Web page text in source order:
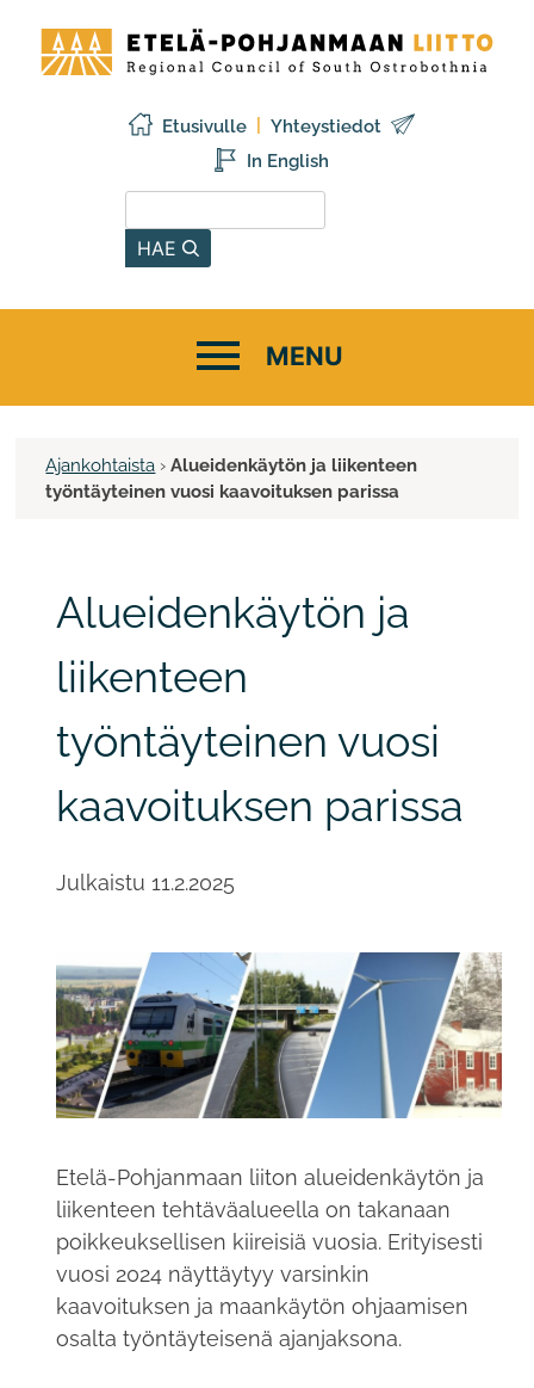
sisältöön
Pohjanmaan
liitto
Etusivulle Yhteystiedot
HAE
In English
Ajankohtaista ›Alueidenkäytön ja liikenteen
työntäyteinen vuosi kaavoituksen parissa
Alueidenkäytön ja
liikenteen
työntäyteinen vuosi
kaavoituksen parissa
Julkaistu 11.2.2025
Etelä-Pohjanmaan liiton alueidenkäytön ja
liikenteen tehtäväalueella on takanaan
poikkeuksellisen kiireisiä vuosia. Erityisesti
vuosi 2024 näyttäytyy varsinkin
kaavoituksen ja maankäytön ohjaamisen
osalta työntäyteisenä ajanjaksona.